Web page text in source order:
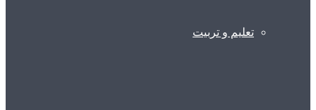
تعلیم و تربیت